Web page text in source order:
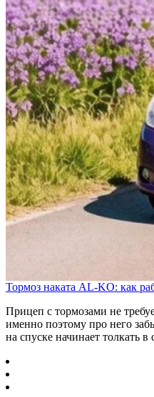
Тормоз наката AL-KO: как
Прицеп с тормозами не
именно поэтому про него
на спуске начинает толкать в